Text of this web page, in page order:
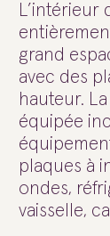
L’intérieur
grand
avec des
hauteur.
équipée
plaques à
ondes,
vaisselle,